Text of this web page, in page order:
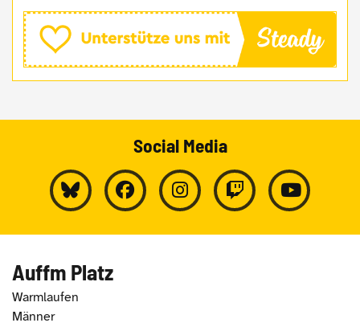
Social Media
Auffm Platz
Warmlaufen
Männer